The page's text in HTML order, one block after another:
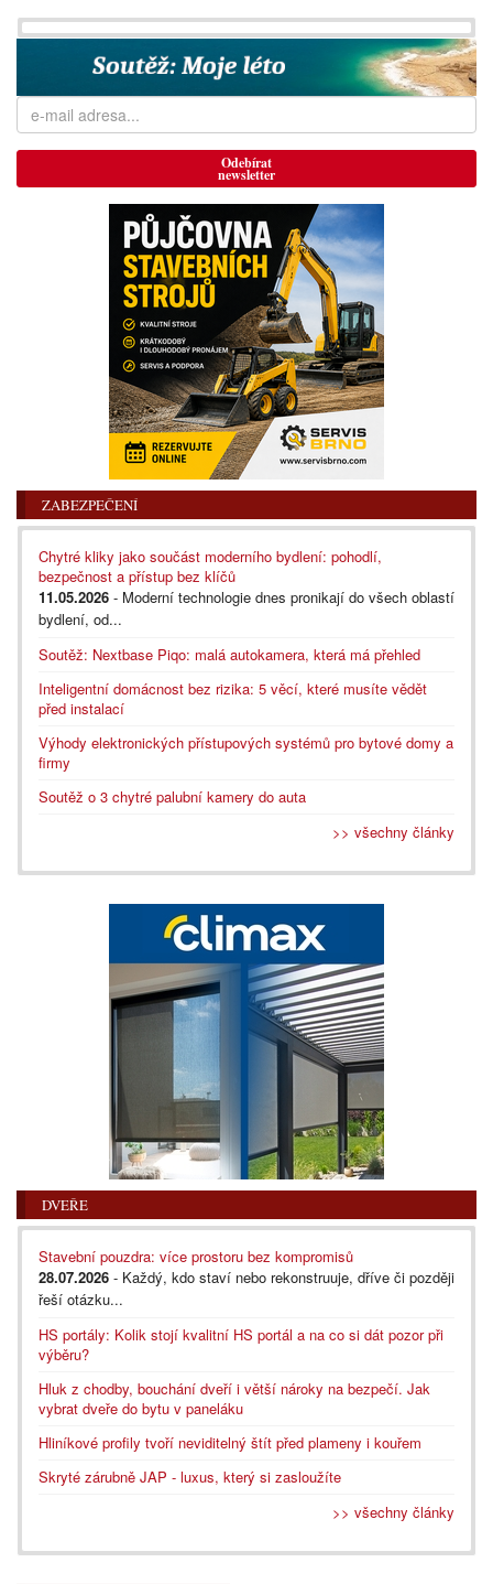
Odebírat
newsletter
ZABEZPEČENÍ
Chytré kliky jako součást moderního bydlení: pohodlí,
bezpečnost a přístup bez klíčů
11.05.2026 - Moderní technologie dnes pronikají do všech oblastí
bydlení, od...
Soutěž: Nextbase Piqo: malá autokamera, která má přehled
Inteligentní domácnost bez rizika: 5 věcí, které musíte vědět
před instalací
Výhody elektronických přístupových systémů pro bytové domy a
firmy
Soutěž o 3 chytré palubní kamery do auta
>> všechny články
DVEŘE
Stavební pouzdra: více prostoru bez kompromisů
28.07.2026 - Každý, kdo staví nebo rekonstruuje, dříve či později
řeší otázku...
HS portály: Kolik stojí kvalitní HS portál a na co si dát pozor při
výběru?
Hluk z chodby, bouchání dveří i větší nároky na bezpečí. Jak
vybrat dveře do bytu v paneláku
Hliníkové profily tvoří neviditelný štít před plameny i kouřem
Skryté zárubně JAP - luxus, který si zasloužíte
>> všechny články